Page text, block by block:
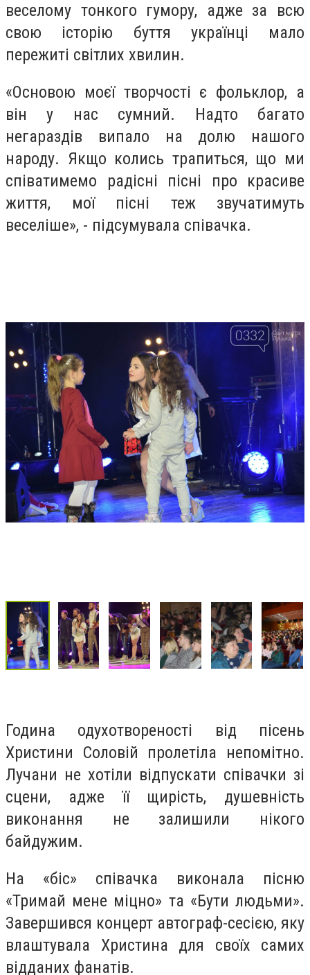
веселому тонкого гумору, адже за всю
свою історію буття українці мало
пережиті світлих хвилин.
«Основою моєї творчості є фольклор, а
він у нас сумний. Надто багато
негараздів випало на долю нашого
народу. Якщо колись трапиться, що ми
співатимемо радісні пісні про красиве
життя, мої пісні теж звучатимуть
веселіше», - підсумувала співачка.
Година одухотвореності від пісень
Христини Соловій пролетіла непомітно.
Лучани не хотіли відпускати співачки зі
сцени, адже її щирість, душевність
виконання не залишили нікого
байдужим.
На «біс» співачка виконала пісню
«Тримай мене міцно» та «Бути людьми».
Завершився концерт автограф-сесією, яку
влаштувала Христина для своїх самих
відданих фанатів.